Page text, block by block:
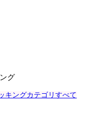
グ
キングカテゴリすべて